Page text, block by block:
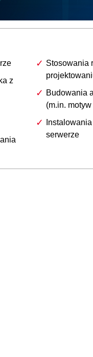
z
Stosowania
Budowania
(m.in.
serwerze